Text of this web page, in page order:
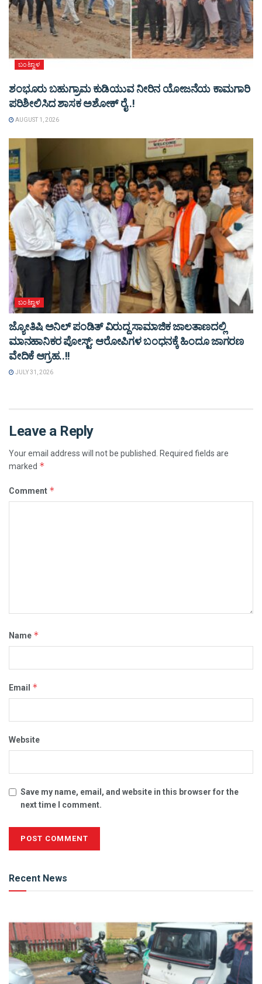
ಬಂಟ್ವಾಳ
ಶಂಭೂರು ಬಹುಗ್ರಾಮ ಕುಡಿಯುವ ನೀರಿನ ಯೋಜನೆಯ ಕಾಮಗಾರಿ
ಪರಿಶೀಲಿಸಿದ ಶಾಸಕ ಅಶೋಕ್ ರೈ..!
AUGUST 1, 2026
ಬಂಟ್ವಾಳ
ಜ್ಯೋತಿಷಿ ಅನಿಲ್ ಪಂಡಿತ್ ವಿರುದ್ದ ಸಾಮಾಜಿಕ ಜಾಲತಾಣದಲ್ಲಿ
ಮಾನಹಾನಿಕರ ಪೋಸ್ಟ್: ಆರೋಪಿಗಳ ಬಂಧನಕ್ಕೆ ಹಿಂದೂ ಜಾಗರಣ
ವೇದಿಕೆ ಆಗ್ರಹ..!!
JULY 31, 2026
Leave a Reply
Your email address will not be published.
Required fields are
marked *
Comment *
Name *
Email *
Website
Save my name, email, and website in this browser for the
next time I comment.
Recent News